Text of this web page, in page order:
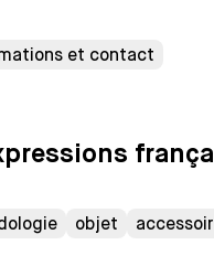
et contact
objet